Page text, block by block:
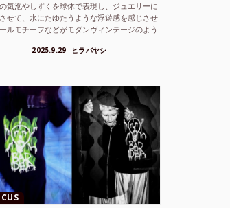
気泡やしずくを球体で表現し、ジュエリーに
せて、水にたゆたうような浮遊感を感じさせ
ルモチーフなどがモダンヴィンテージのよう
2025.9.29 ヒラバヤシ